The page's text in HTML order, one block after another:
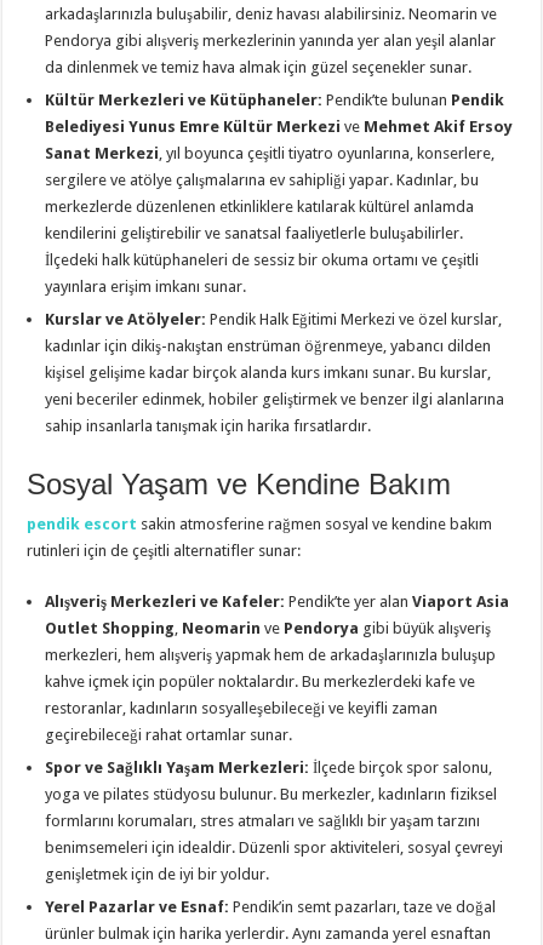
arkadaşlarınızla buluşabilir, deniz havası alabilirsiniz. Neomarin ve
Pendorya gibi alışveriş merkezlerinin yanında yer alan yeşil alanlar
da dinlenmek ve temiz hava almak için güzel seçenekler sunar.
Kültür Merkezleri ve Kütüphaneler: Pendik’te bulunan Pendik
Belediyesi Yunus Emre Kültür Merkezi ve Mehmet Akif Ersoy
Sanat Merkezi, yıl boyunca çeşitli tiyatro oyunlarına, konserlere,
sergilere ve atölye çalışmalarına ev sahipliği yapar. Kadınlar, bu
merkezlerde düzenlenen etkinliklere katılarak kültürel anlamda
kendilerini geliştirebilir ve sanatsal faaliyetlerle buluşabilirler.
İlçedeki halk kütüphaneleri de sessiz bir okuma ortamı ve çeşitli
yayınlara erişim imkanı sunar.
Kurslar ve Atölyeler: Pendik Halk Eğitimi Merkezi ve özel kurslar,
kadınlar için dikiş-nakıştan enstrüman öğrenmeye, yabancı dilden
kişisel gelişime kadar birçok alanda kurs imkanı sunar. Bu kurslar,
yeni beceriler edinmek, hobiler geliştirmek ve benzer ilgi alanlarına
sahip insanlarla tanışmak için harika fırsatlardır.
Sosyal Yaşam ve Kendine Bakım
pendik escort sakin atmosferine rağmen sosyal ve kendine bakım
rutinleri için de çeşitli alternatifler sunar:
Alışveriş Merkezleri ve Kafeler: Pendik’te yer alanViaport Asia
Outlet Shopping, Neomarin ve Pendorya gibi büyük alışveriş
merkezleri, hem alışveriş yapmak hem de arkadaşlarınızla buluşup
kahve içmek için popüler noktalardır. Bu merkezlerdeki kafe ve
restoranlar, kadınların sosyalleşebileceği ve keyifli zaman
geçirebileceği rahat ortamlar sunar.
Spor ve Sağlıklı Yaşam Merkezleri: İlçede birçok spor salonu,
yoga ve pilates stüdyosu bulunur. Bu merkezler, kadınların fiziksel
formlarını korumaları, stres atmaları ve sağlıklı bir yaşam tarzını
benimsemeleri için idealdir. Düzenli spor aktiviteleri, sosyal çevreyi
genişletmek için de iyi bir yoldur.
Yerel Pazarlar ve Esnaf: Pendik’in semt pazarları, taze ve doğal
ürünler bulmak için harika yerlerdir. Aynı zamanda yerel esnaftan